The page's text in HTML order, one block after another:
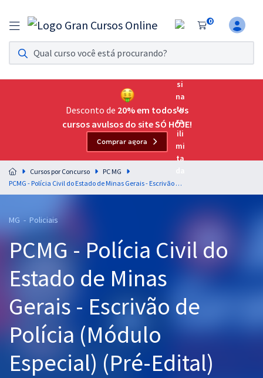
0
Assinatura Ilimitada 11
Acesso a todos os cursos. Teste grátis por 7 dias!
Assinatura OAB Até Passar
Acesso ilimitado a toda preparação para o Exame da
Residências Multiprofissionais
Preparação completa e intensiva para as principais
residências em saúde do Brasil
Cursos 20% OFF
Pós
Graduação
OAB
Desconto de 20% em todos os
cursos avulsos do site SÓ HOJE!
Comprar agora
Cursos por Concurso
PC MG
PCMG - Polícia Civil do Estado de Minas Gerais - Escrivão de Polícia (Módulo Especial) (Pré-Edital)
MG - Policiais
PCMG - Polícia Civil do
Estado de Minas
Gerais - Escrivão de
Polícia (Módulo
Especial) (Pré-Edital)